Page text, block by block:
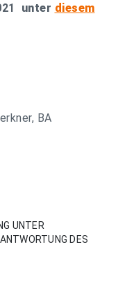
unter diesem
BA
UNTER
DES